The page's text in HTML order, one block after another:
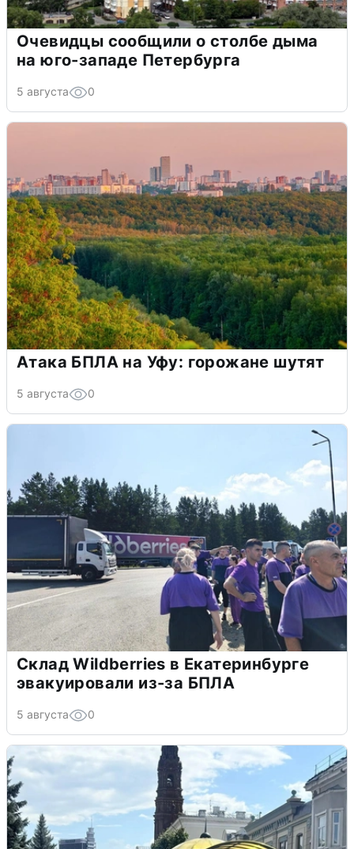
Очевидцы сообщили о столбе дыма
на юго-западе Петербурга
5 августа 0
Атака БПЛА на Уфу: горожане шутят
5 августа 0
Склад Wildberries в Екатеринбурге
эвакуировали из-за БПЛА
5 августа 0